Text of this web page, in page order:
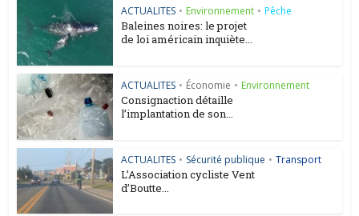
ACTUALITES • Environnement • Pêche
Baleines noires: le projet
de loi américain inquiète...
ACTUALITES • Économie • Environnement
Consignaction détaille
l’implantation de son...
ACTUALITES • Sécurité publique • Transport
L’Association cycliste Vent
d’Boutte...